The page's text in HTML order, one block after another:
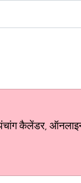
कैलेंडर, ऑनलाइन